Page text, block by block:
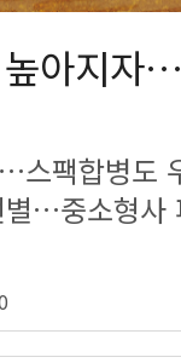
아지자
스팩합병도
…중소형사